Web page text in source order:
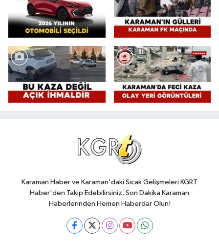
Karaman Haber ve Karaman'daki Sıcak Gelişmeleri KGRT
Haber'den Takip Edebilirsiniz. Son Dakika Karaman
Haberlerinden Hemen Haberdar Olun!